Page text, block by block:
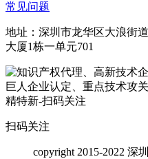
常见问题
地址：深圳市龙华区大浪街
大厦1栋一单元701
扫码关注
copyright 2015-2022 深